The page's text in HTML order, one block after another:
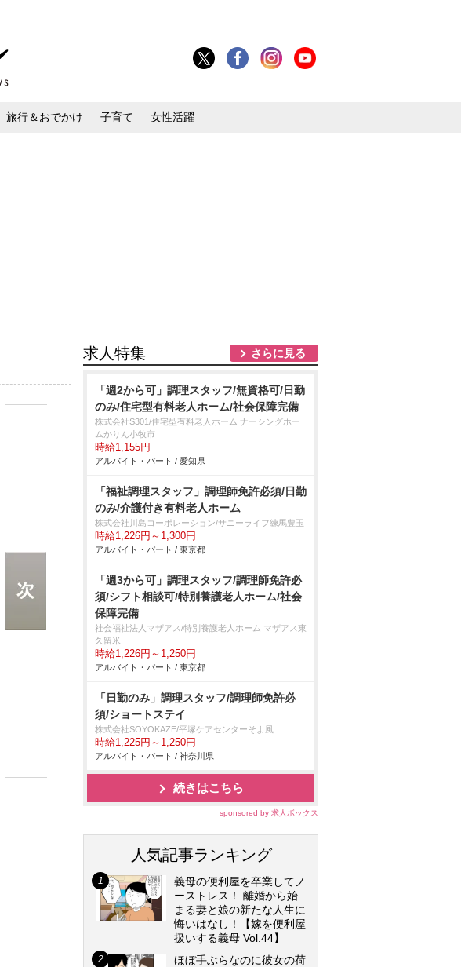
旅行＆おでかけ 子育て 女性活躍
求人特集 さらに見る
「週2から可」調理スタッフ/無資格可/日勤
のみ/住宅型有料老人ホーム/社会保障完備
株式会社S301/住宅型有料老人ホーム ナーシングホー
ムかりん小牧市
時給1,155円
アルバイト・パート / 愛知県
「福祉調理スタッフ」調理師免許必須/日勤
のみ/介護付き有料老人ホーム
株式会社川島コーポレーション/サニーライフ練馬豊玉
時給1,226円～1,300円
アルバイト・パート / 東京都
「週3から可」調理スタッフ/調理師免許必
須/シフト相談可/特別養護老人ホーム/社会
保障完備
社会福祉法人マザアス/特別養護老人ホーム マザアス東
久留米
時給1,226円～1,250円
アルバイト・パート / 東京都
「日勤のみ」調理スタッフ/調理師免許必
須/ショートステイ
株式会社SOYOKAZE/平塚ケアセンターそよ風
時給1,225円～1,250円
アルバイト・パート / 神奈川県
続きはこちら
sponsored by 求人ボックス
人気記事ランキング
義母の便利屋を卒業してノ
ーストレス！ 離婚から始
まる妻と娘の新たな人生に
悔いはなし！【嫁を便利屋
扱いする義母 Vol.44】
ほぼ手ぶらなのに彼女の荷